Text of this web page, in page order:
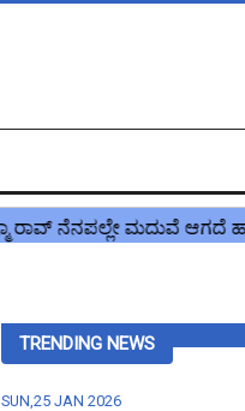
TRENDING NEWS
SUN,25 JAN 2026